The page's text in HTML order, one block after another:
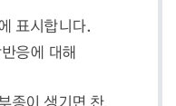
표시합니다.
응에 대해
종이 생기면 찬